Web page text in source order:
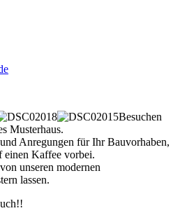
Besuchen
Musterhaus.
Anregungen für Ihr Bauvorhaben,
einen Kaffee vorbei.
unseren modernen
lassen.